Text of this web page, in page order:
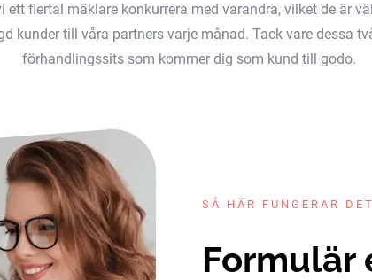
ett flertal mäklare konkurrera med varandra, vilket de är
kunder till våra partners varje månad. Tack vare dessa
förhandlingssits som kommer dig som kund till godo.
SÅ HÄR FUNGERAR
Formulär